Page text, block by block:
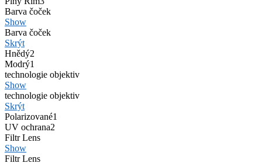
Barva čoček
Show
Barva čoček
Skrýt
Hnědý2
Modrý1
technologie objektiv
Show
technologie objektiv
Skrýt
Polarizované1
UV ochrana2
Filtr Lens
Show
Filtr Lens